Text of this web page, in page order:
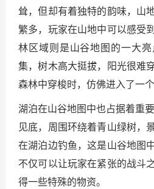
耸，但却有着独特的韵味，山
繁多，玩家在山地中可以感受
林区域则是山谷地图的一大
集，树木高大挺拔，阳光很难
森林中穿梭时，仿佛进入了一个
湖泊在山谷地图中也占据着重
见底，周围环绕着青山绿树，
在湖泊边钓鱼，这是山谷地图
不仅可以让玩家在紧张的战斗
得一些特殊的物资。